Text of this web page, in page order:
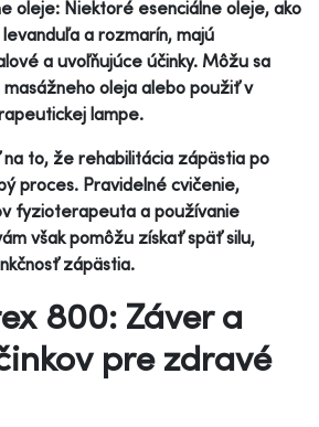
oleje: Niektoré esenciálne oleje, ako
a rozmarín, majú
a uvoľňujúce účinky. Môžu sa
oleja alebo použiť v
lampe.
to, že rehabilitácia zápästia po
proces. Pravidelné cvičenie,
fyzioterapeuta a používanie
však pomôžu získať späť silu,
zápästia.
800: Záver a
pre zdravé